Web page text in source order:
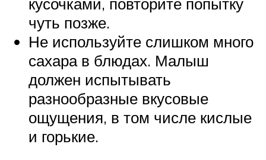
чуть позже.
Не используйте слишком много
сахара в блюдах. Малыш
должен испытывать
разнообразные вкусовые
ощущения, в том числе кислые
и горькие.